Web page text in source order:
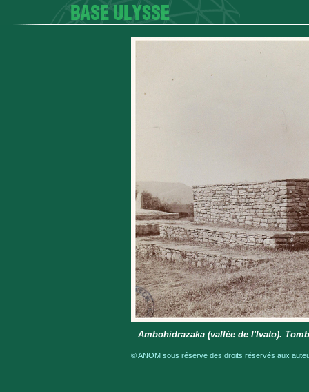
Ambohidrazaka (vallée de l'Ivato).
© ANOM sous réserve des droits réservés aux